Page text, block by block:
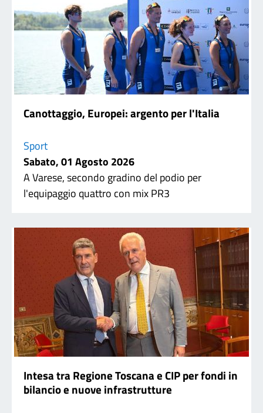
Canottaggio, Europei: argento per l'Italia
Sport
Sabato, 01 Agosto 2026
A Varese, secondo gradino del podio per
l'equipaggio quattro con mix PR3
Intesa tra Regione Toscana e CIP per fondi in
bilancio e nuove infrastrutture